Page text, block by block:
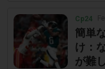
Cp24
簡単
け：
が難